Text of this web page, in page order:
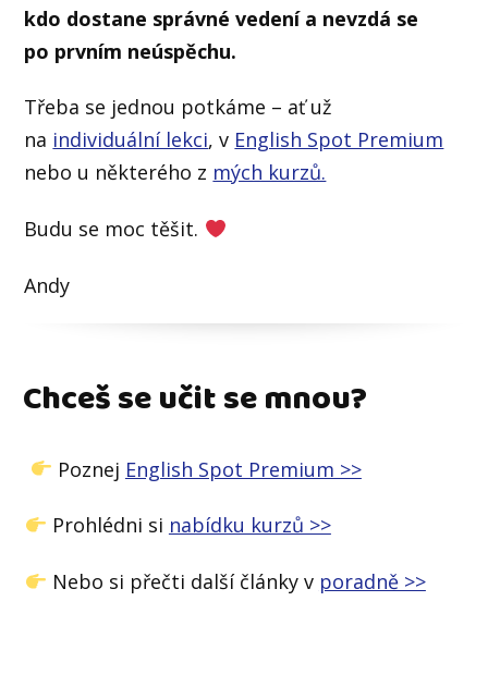
kdo dostane správné vedení a nevzdá se
po prvním neúspěchu.
Třeba se jednou potkáme – ať už
na individuální lekci, v English Spot Premium
nebo u některého z mých kurzů.
Budu se moc těšit.
Andy
Chceš se učit se mnou?
Poznej English Spot Premium >>
Prohlédni si nabídku kurzů >>
Nebo si přečti další články v poradně >>